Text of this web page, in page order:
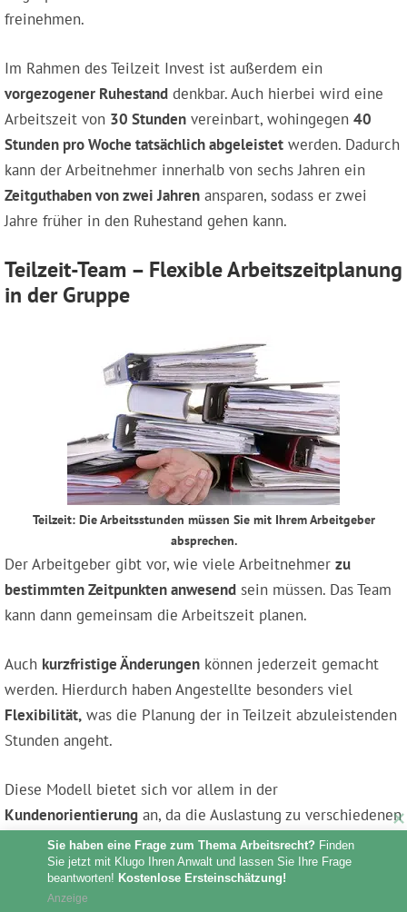
freinehmen.
Im Rahmen des Teilzeit Invest ist außerdem ein
vorgezogener Ruhestand denkbar. Auch hierbei wird eine
Arbeitszeit von 30 Stunden vereinbart, wohingegen 40
Stunden pro Woche tatsächlich abgeleistet werden. Dadurch
kann der Arbeitnehmer innerhalb von sechs Jahren ein
Zeitguthaben von zwei Jahren ansparen, sodass er zwei
Jahre früher in den Ruhestand gehen kann.
Teilzeit-Team – Flexible Arbeitszeitplanung
in der Gruppe
Teilzeit: Die Arbeitsstunden müssen Sie mit Ihrem Arbeitgeber
absprechen.
Der Arbeitgeber gibt vor, wie viele Arbeitnehmer zu
bestimmten Zeitpunkten anwesend sein müssen. Das Team
kann dann gemeinsam die Arbeitszeit planen.
Auch kurzfristige Änderungen können jederzeit gemacht
werden. Hierdurch haben Angestellte besonders viel
Flexibilität, was die Planung der in Teilzeit abzuleistenden
Stunden angeht.
Diese Modell bietet sich vor allem in der
Kundenorientierung an, da die Auslastung zu verschiedenen
Zeiten unterschiedlich hoch sein kann. Damit alle
Mitarbeiter ausgelastet sind, bietet sich die flexible
Einteilungder
sehr gut an. Zudem kann so
Sie haben eine Frage zum Thema Arbeitsrecht? Finden
Sie jetzt mit Klugo Ihren Anwalt und lassen Sie Ihre Frage
beantworten! Kostenlose Ersteinschätzung!
Anzeige